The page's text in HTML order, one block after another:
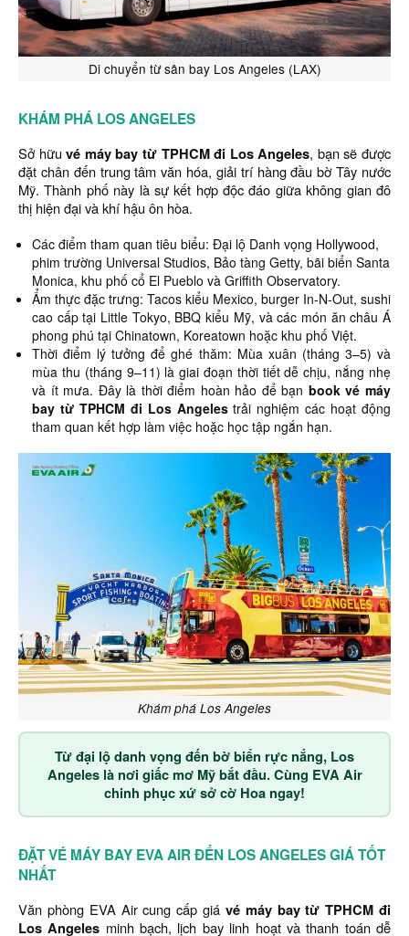
Di chuyển từ sân bay Los Angeles (LAX)
KHÁM PHÁ LOS ANGELES
Sở hữuvé máy bay từ TPHCM đi Los Angeles, bạn sẽ được
đặt chân đến trung tâm văn hóa, giải trí hàng đầu bờ Tây nước
Mỹ. Thành phố này là sự kết hợp độc đáo giữa không gian đô
thị hiện đại và khí hậu ôn hòa.
Các điểm tham quan tiêu biểu: Đại lộ Danh vọng Hollywood,
phim trường Universal Studios, Bảo tàng Getty, bãi biển Santa
Monica, khu phố cổ El Pueblo và Griffith Observatory.
Ẩm thực đặc trưng: Tacos kiểu Mexico, burger In-N-Out, sushi
cao cấp tại Little Tokyo, BBQ kiểu Mỹ, và các món ăn châu Á
phong phú tại Chinatown, Koreatown hoặc khu phố Việt.
Thời điểm lý tưởng để ghé thăm: Mùa xuân (tháng 3–5) và
mùa thu (tháng 9–11) là giai đoạn thời tiết dễ chịu, nắng nhẹ
và ít mưa. Đây là thời điểm hoàn hảo để bạn book vé máy
bay từ TPHCM đi Los Angelestrải nghiệm các hoạt động
tham quan kết hợp làm việc hoặc học tập ngắn hạn.
Khám phá Los Angeles
Từ đại lộ danh vọng đến bờ biển rực nắng, Los
Angeles là nơi giấc mơ Mỹ bắt đầu. Cùng EVA Air
chinh phục xứ sở cờ Hoa ngay!
ĐẶT VÉ MÁY BAY EVA AIR ĐẾN LOS ANGELES GIÁ TỐT
NHẤT
Văn phòng EVA Air cung cấp giá vé máy bay từ TPHCM đi
Los Angeles minh bạch, lịch bay linh hoạt và thanh toán dễ